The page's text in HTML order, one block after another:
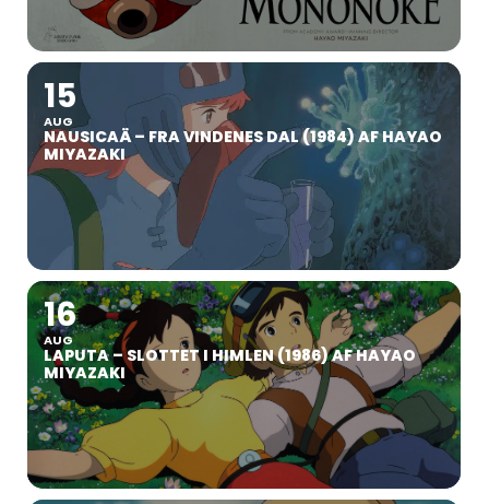
15
AUG
NAUSICAÄ – FRA VINDENES DAL (1984) AF HAYAO
MIYAZAKI
16
AUG
LAPUTA – SLOTTET I HIMLEN (1986) AF HAYAO
MIYAZAKI